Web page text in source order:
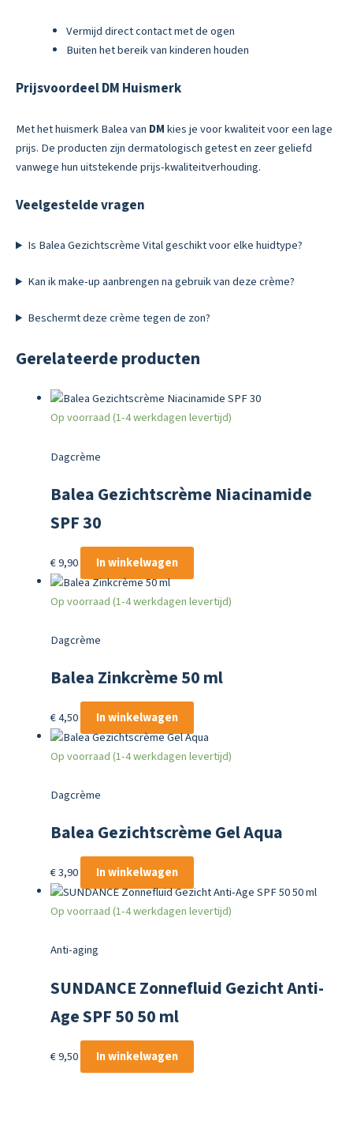
Vermijd direct contact met de ogen
Buiten het bereik van kinderen houden
Prijsvoordeel DM Huismerk
Met het huismerk Balea van DMkies je voor kwaliteit voor een lage
prijs. De producten zijn dermatologisch getest en zeer geliefd
vanwege hun uitstekende prijs-kwaliteitverhouding.
Veelgestelde vragen
Is Balea Gezichtscrème Vital geschikt voor elke huidtype?
Kan ik make-up aanbrengen na gebruik van deze crème?
Beschermt deze crème tegen de zon?
Gerelateerde producten
Op voorraad (1-4 werkdagen levertijd)
Dagcrème
Balea Gezichtscrème Niacinamide
SPF 30
€9,90 In winkelwagen
Op voorraad (1-4 werkdagen levertijd)
Dagcrème
Balea Zinkcrème 50 ml
€4,50 In winkelwagen
Op voorraad (1-4 werkdagen levertijd)
Dagcrème
Balea Gezichtscrème Gel Aqua
€3,90 In winkelwagen
Op voorraad (1-4 werkdagen levertijd)
Anti-aging
SUNDANCE Zonnefluid Gezicht Anti-
Age SPF 50 50 ml
€9,50 In winkelwagen